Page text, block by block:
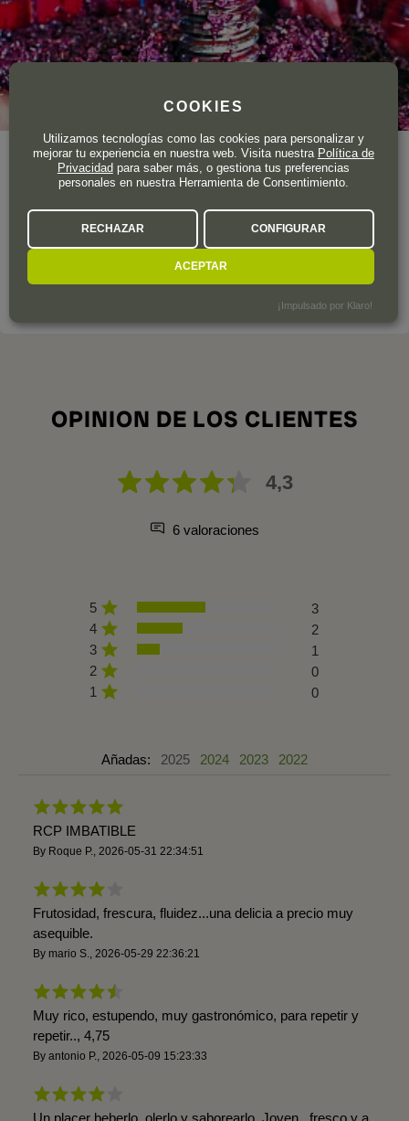
Año de fundación 1950
Superficie total de viñedo 26 ha.
Bodega Cerrón es un pequeño proyecto familiar encuadrado
en los altos de la denominación Jumilla, concretamente en el
término de Fuente-Álamo (Albacete).
OPINION DE LOS CLIENTES
4,3
6 valoraciones
5
3
4
2
3
1
2
0
1
0
Añadas: 2025 2024 2023 2022
RCP IMBATIBLE
By Roque P. 2026-05-31 22:34:51
Frutosidad, frescura, fluidez...una delicia a precio muy
asequible.
By mario S. 2026-05-29 22:36:21
Muy rico, estupendo, muy gastronómico, para repetir y
repetir.., 4,75
By antonio P. 2026-05-09 15:23:33
Un placer beberlo, olerlo y saborearlo. Joven , fresco y a
COOKIES
Utilizamos tecnologías como las cookies para personalizar y
mejorar tu experiencia en nuestra web. Visita nuestra Política de
Privacidadpara saber más, o gestiona tus preferencias
personales en nuestra Herramienta de Consentimiento.
RECHAZAR CONFIGURAR
ACEPTAR
¡Impulsado por Klaro!